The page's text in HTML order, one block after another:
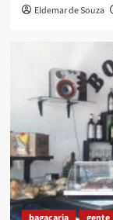
Eldemar de Souza